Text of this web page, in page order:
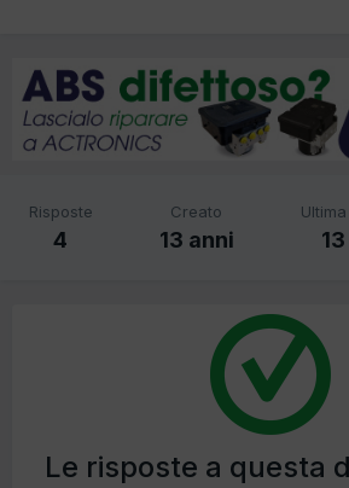
Risposte
4
Creato
13 anni
Le risposte a questa